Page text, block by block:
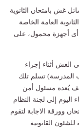
غش بامتحان الثانوية
العامة الخاصة
أى أجهزة محمول، على
الغش أثناء إجراء
المدرسة) تسلم تلك
يُعده مسئول أمن
اليوم إلى لجنة النظام
وورقة الاجابة لتقوم
للشئون القانونية